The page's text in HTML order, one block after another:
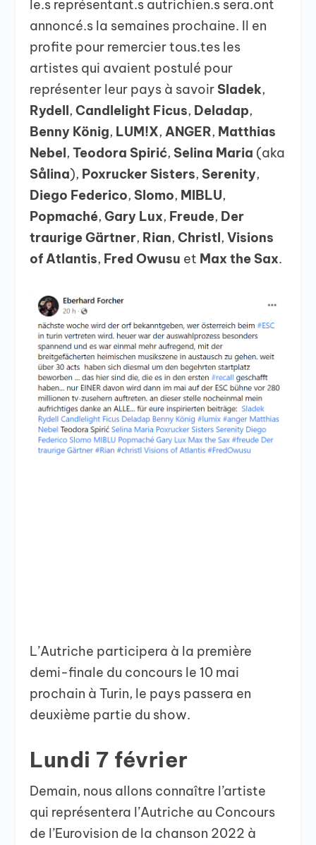
le.s représentant.s autrichien.s sera.ont
annoncé.s la semaines prochaine. Il en
profite pour remercier tous.tes les
artistes qui avaient postulé pour
représenter leur pays à savoir Sladek,
Rydell,Candlelight Ficus, Deladap,
Benny König, LUM!X,ANGER, Matthias
Nebel,Teodora Spirić, Selina Maria (aka
Sålina), Poxrucker Sisters, Serenity,
Diego Federico, Slomo, MIBLU,
Popmaché,Gary Lux, Freude, Der
traurige Gärtner, Rian,Christl,Visions
of Atlantis, Fred Owusu et Max the Sax.
L’Autriche participera à la première
demi-finale du concours le 10 mai
prochain à Turin, le pays passera en
deuxième partie du show.
Lundi 7 février
Demain, nous allons connaître l’artiste
qui représentera l’Autriche au Concours
de l’Eurovision de la chanson 2022 à